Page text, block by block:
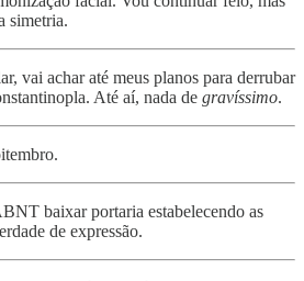
simetria.
vai achar até meus planos para derrubar
Até aí, nada de gravíssimo.
baixar portaria estabelecendo as
de expressão.